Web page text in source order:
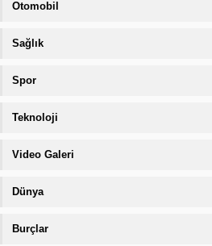
Otomobil
Sağlık
Spor
Teknoloji
Video Galeri
Dünya
Burçlar